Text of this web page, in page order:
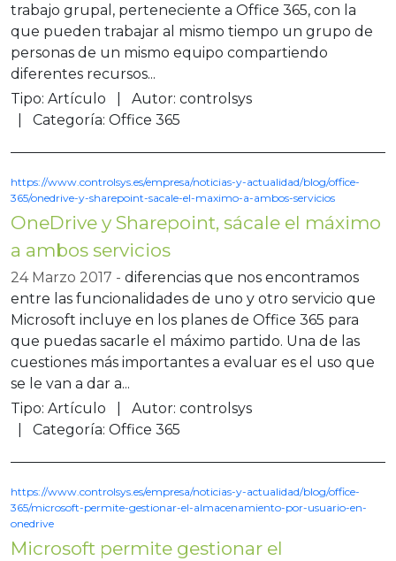
trabajo grupal, perteneciente a Office 365, con la
que pueden trabajar al mismo tiempo un grupo de
personas de un mismo equipo compartiendo
diferentes recursos...
Tipo: Artículo Autor: controlsys
Categoría: Office 365
OneDrive y Sharepoint, sácale el máximo
a ambos servicios
https://www.controlsys.es/empresa/noticias-y-actualidad/blog/office-
365/onedrive-y-sharepoint-sacale-el-maximo-a-ambos-servicios
24 Marzo 2017
diferencias que nos encontramos
entre las funcionalidades de uno y otro servicio que
Microsoft incluye en los planes de Office 365 para
que puedas sacarle el máximo partido. Una de las
cuestiones más importantes a evaluar es el uso que
se le van a dar a...
Tipo: Artículo Autor: controlsys
Categoría: Office 365
Microsoft permite gestionar el
https://www.controlsys.es/empresa/noticias-y-actualidad/blog/office-
365/microsoft-permite-gestionar-el-almacenamiento-por-usuario-en-
onedrive